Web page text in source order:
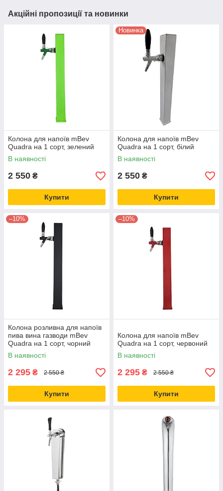
Акційні пропозиції та новинки
Колона для напоїв mBev
Quadra на 1 сорт, зелений
В наявності
2 550 ₴
Купити
Новинка
Колона для напоїв mBev
Quadra на 1 сорт, білий
В наявності
2 550 ₴
Купити
–10%
Колона розливна для напоїв
пива вина газводи mBev
Quadra на 1 сорт, чорний
В наявності
2 295 ₴ 2 550 ₴
Купити
–10%
Колона для напоїв mBev
Quadra на 1 сорт, червоний
В наявності
2 295 ₴ 2 550 ₴
Купити